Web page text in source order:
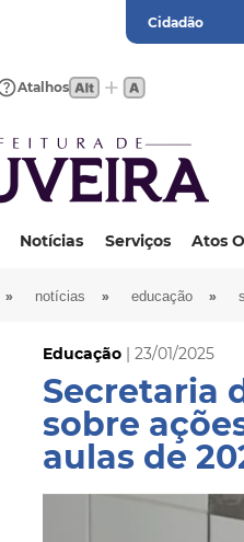
Cidadão
Atalhos
Notícias Serviços Atos
» notícias » educação »
Educação | 23/01/2025
Secretaria
sobre
aulas de